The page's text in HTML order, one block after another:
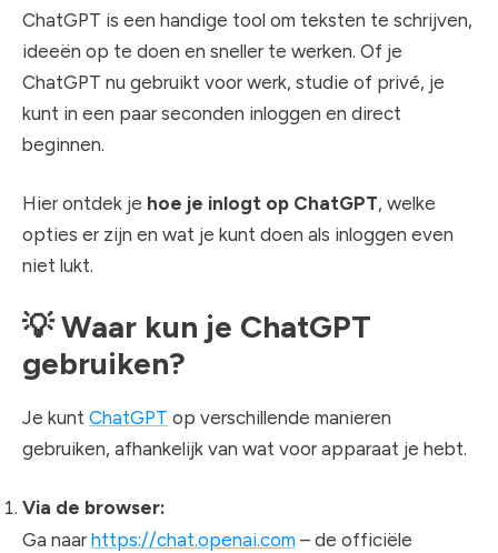
ChatGPT is een handige tool om teksten te schrijven,
ideeën op te doen en sneller te werken. Of je
ChatGPT nu gebruikt voor werk, studie of privé, je
kunt in een paar seconden inloggen en direct
beginnen.
Hier ontdek je hoe je inlogt op ChatGPT, welke
opties er zijn en wat je kunt doen als inloggen even
niet lukt.
💡Waar kun je ChatGPT
gebruiken?
Je kunt ChatGPT op verschillende manieren
gebruiken, afhankelijk van wat voor apparaat je hebt.
Via de browser:
Ga naar https://chat.openai.com – de officiële